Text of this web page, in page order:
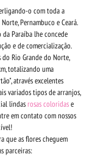
o com toda a
Pernambuco e Ceará.
Paraíba lhe concede
e de comercialização.
Rio Grande do Norte,
totalizando uma
através excelentes
variados tipos de arranjos,
lindasrosas coloridase
em contato com nossos
que as flores cheguem
parceiras: